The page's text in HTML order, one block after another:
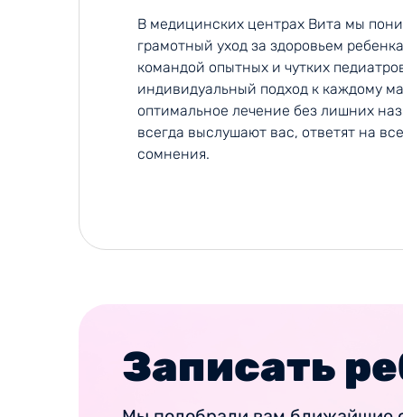
В медицинских центрах Вита мы
грамотный уход за здоровьем
командой опытных и чутких
индивидуальный подход к каждому
оптимальное лечение без лишних
всегда выслушают вас, ответят на
сомнения.
Записать